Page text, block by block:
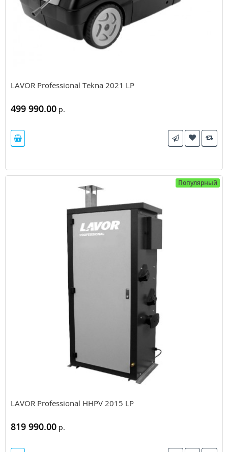
LAVOR Professional Tekna 2021 LP
499 990.00 р.
Популярный
LAVOR Professional HHPV 2015 LP
819 990.00 р.